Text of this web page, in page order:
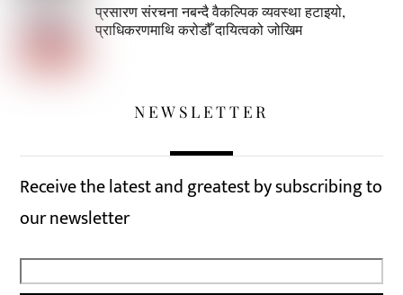
प्रसारण संरचना नबन्दै वैकल्पिक व्यवस्था हटाइयो,
प्राधिकरणमाथि करोडौँ दायित्वको जोखिम
NEWSLETTER
Receive the latest and greatest by subscribing to
our newsletter